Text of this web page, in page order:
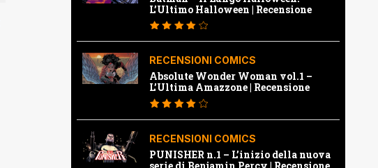
L’Ultimo Halloween | Recensione
RECENSIONI COMICS
Absolute Wonder Woman vol.1 –
L’Ultima Amazzone | Recensione
RECENSIONI COMICS
PUNISHER n.1 – L’inizio della nuova